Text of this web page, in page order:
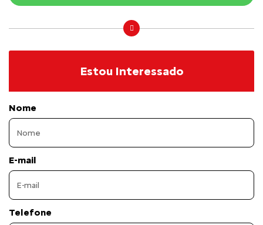
Estou Interessado
Nome
E-mail
Telefone